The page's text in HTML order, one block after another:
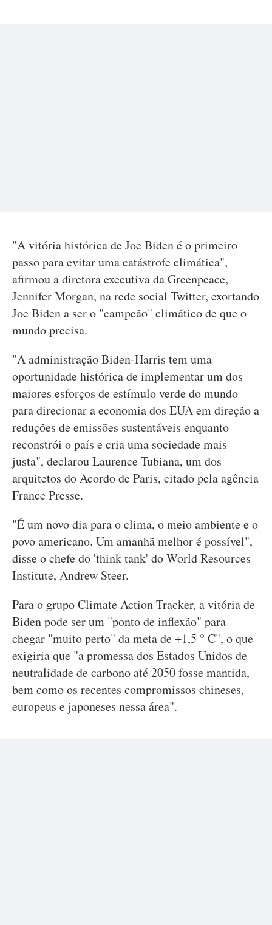
"A vitória histórica de Joe Biden é o primeiro
passo para evitar uma catástrofe climática",
afirmou a diretora executiva da Greenpeace,
Jennifer Morgan, na rede social Twitter, exortando
Joe Biden a ser o "campeão" climático de que o
mundo precisa.
"A administração Biden-Harris tem uma
oportunidade histórica de implementar um dos
maiores esforços de estímulo verde do mundo
para direcionar a economia dos EUA em direção a
reduções de emissões sustentáveis enquanto
reconstrói o país e cria uma sociedade mais
justa", declarou Laurence Tubiana, um dos
arquitetos do Acordo de Paris, citado pela agência
France Presse.
"É um novo dia para o clima, o meio ambiente e o
povo americano. Um amanhã melhor é possível",
disse o chefe do 'think tank' do World Resources
Institute, Andrew Steer.
Para o grupo Climate Action Tracker, a vitória de
Biden pode ser um "ponto de inflexão" para
chegar "muito perto" da meta de +1,5 ° C", o que
exigiria que "a promessa dos Estados Unidos de
neutralidade de carbono até 2050 fosse mantida,
bem como os recentes compromissos chineses,
europeus e japoneses nessa área".